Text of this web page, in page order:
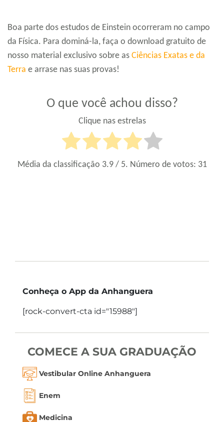
Boa parte dos estudos de Einstein ocorreram no campo
da Física. Para dominá-la, faça o download gratuito de
nosso material exclusivo sobre as Ciências Exatas e da
Terra e arrase nas suas provas!
O que você achou disso?
Clique nas estrelas
Média da classificação 3.9/ 5. Número de votos: 31
Conheça o App da Anhanguera
[rock-convert-cta id="15988"]
COMECE A SUA GRADUAÇÃO
Vestibular Online Anhanguera
Enem
Medicina